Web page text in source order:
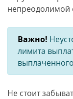
непреодолимой
Важно!
лимита
Не стоит